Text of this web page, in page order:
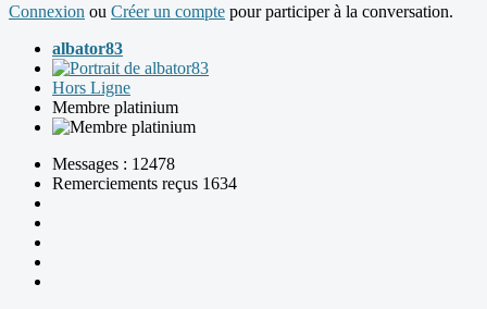
Connexion ou Créer un compte pour participer à la conversation.
albator83
Hors Ligne
Membre platinium
Messages : 12478
Remerciements reçus 1634